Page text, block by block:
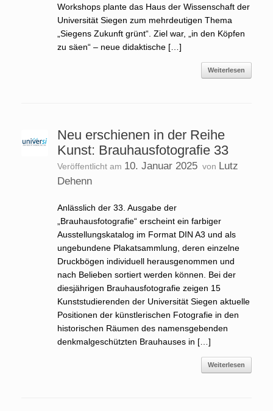
Workshops plante das Haus der Wissenschaft der
Universität Siegen zum mehrdeutigen Thema
„Siegens Zukunft grünt“. Ziel war, „in den Köpfen
zu säen“ – neue didaktische […]
Weiterlesen
Neu erschienen in der Reihe
Kunst: Brauhausfotografie 33
Veröffentlicht am 10. Januar 2025 von Lutz
Dehenn
Anlässlich der 33. Ausgabe der
„Brauhausfotografie“ erscheint ein farbiger
Ausstellungskatalog im Format DIN A3 und als
ungebundene Plakatsammlung, deren einzelne
Druckbögen individuell herausgenommen und
nach Belieben sortiert werden können. Bei der
diesjährigen Brauhausfotografie zeigen 15
Kunststudierenden der Universität Siegen aktuelle
Positionen der künstlerischen Fotografie in den
historischen Räumen des namensgebenden
denkmalgeschützten Brauhauses in […]
Weiterlesen